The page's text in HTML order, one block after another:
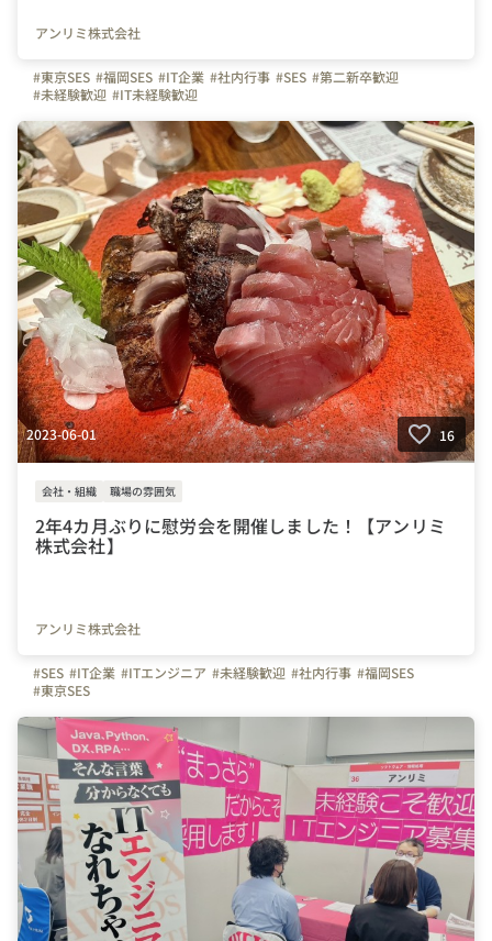
アンリミ株式会社
#東京SES #福岡SES #IT企業 #社内行事 #SES #第二新卒歓迎
#未経験歓迎 #IT未経験歓迎
2023-06-01 16
会社・組織 職場の雰囲気
2年4カ月ぶりに慰労会を開催しました！【アンリミ
株式会社】
アンリミ株式会社
#SES #IT企業 #ITエンジニア #未経験歓迎 #社内行事 #福岡SES
#東京SES